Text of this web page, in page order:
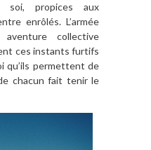
soi, propices aux
enrôlés. L’armée
collective
ces instants furtifs
qu’ils permettent de
chacun fait tenir le